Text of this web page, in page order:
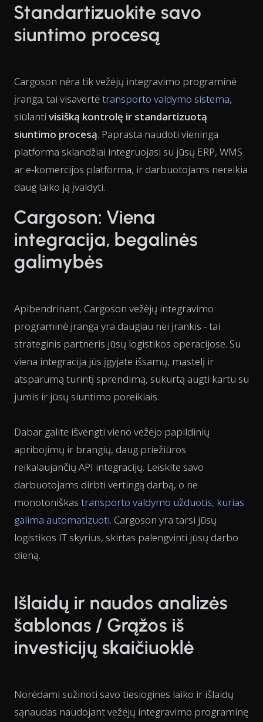
Standartizuokite savo
siuntimo procesą
Cargoson nėra tik vežėjų integravimo programinė
įranga; tai visavertėtransporto valdymo sistema,
siūlanti visišką kontrolę ir standartizuotą
siuntimo procesą. Paprasta naudoti vieninga
platforma sklandžiai integruojasi su jūsų ERP, WMS
ar e-komercijos platforma, ir darbuotojams nereikia
daug laiko ją įvaldyti.
Cargoson: Viena
integracija, begalinės
galimybės
Apibendrinant, Cargoson vežėjų integravimo
programinė įranga yra daugiau nei įrankis - tai
strateginis partneris jūsų logistikos operacijose. Su
viena integracija jūs įgyjate išsamų, mastelį ir
atsparumą turintį sprendimą, sukurtą augti kartu su
jumis ir jūsų siuntimo poreikiais.
Dabar galite išvengti vieno vežėjo papildinių
apribojimų ir brangių, daug priežiūros
reikalaujančių API integracijų. Leiskite savo
darbuotojams dirbti vertingą darbą, o ne
monotoniškas transporto valdymo užduotis, kurias
galima automatizuoti. Cargoson yra tarsi jūsų
logistikos IT skyrius, skirtas palengvinti jūsų darbo
dieną.
Išlaidų ir naudos analizės
šablonas / Grąžos iš
investicijų skaičiuoklė
Norėdami sužinoti savo tiesiogines laiko ir išlaidų
sąnaudas naudojant vežėjų integravimo programinę